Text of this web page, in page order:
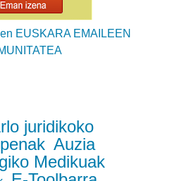
EUSKARA EMAILEEN
juridikoko
Auzia
Medikuak